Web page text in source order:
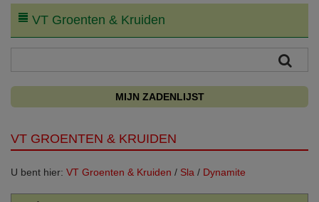
VT Groenten & Kruiden
MIJN ZADENLIJST
VT GROENTEN & KRUIDEN
U bent hier: VT Groenten & Kruiden / Sla / Dynamite